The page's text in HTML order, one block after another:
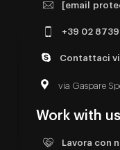
[email
+39 02
Contattaci
via Gaspare
Work with us
Lavora con